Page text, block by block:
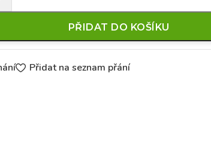
PŘIDAT DO KOŠÍKU
Přidat na seznam přání